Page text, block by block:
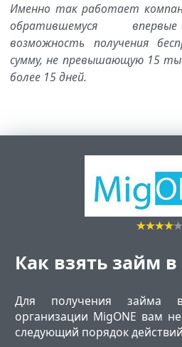
Именно так работает
обратившемуся
возможность получения
сумму, не превышающую 15
более 15 дней.
Как взять займ в
Для получения займа в
организации MigONE вам
следующий порядок